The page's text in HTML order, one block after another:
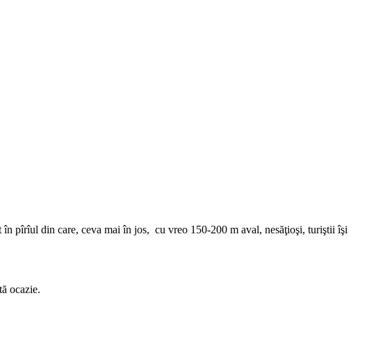
în pîrîul din care, ceva mai în jos, cu vreo 150-200 m aval, nesăţioşi, turiştii îşi
ocazie.